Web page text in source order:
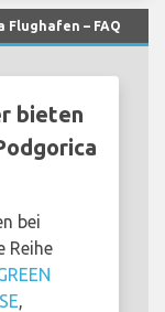
– FAQ
bieten
bei
Reihe